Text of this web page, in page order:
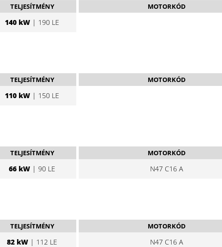
TELJESÍTMÉNY
140 kW | 190 LE
MOTORKÓD
TELJESÍTMÉNY
110 kW | 150 LE
MOTORKÓD
TELJESÍTMÉNY
66 kW | 90 LE
MOTORKÓD
N47 C16 A
TELJESÍTMÉNY
82 kW | 112 LE
MOTORKÓD
N47 C16 A